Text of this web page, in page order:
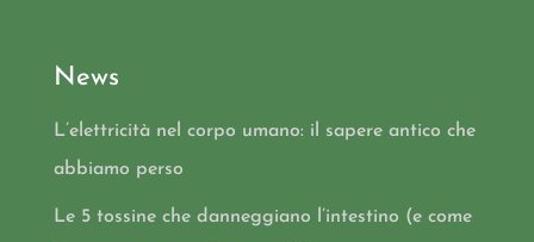
News
L’elettricità nel corpo umano: il sapere antico che
abbiamo perso
Le 5 tossine che danneggiano l’intestino (e come